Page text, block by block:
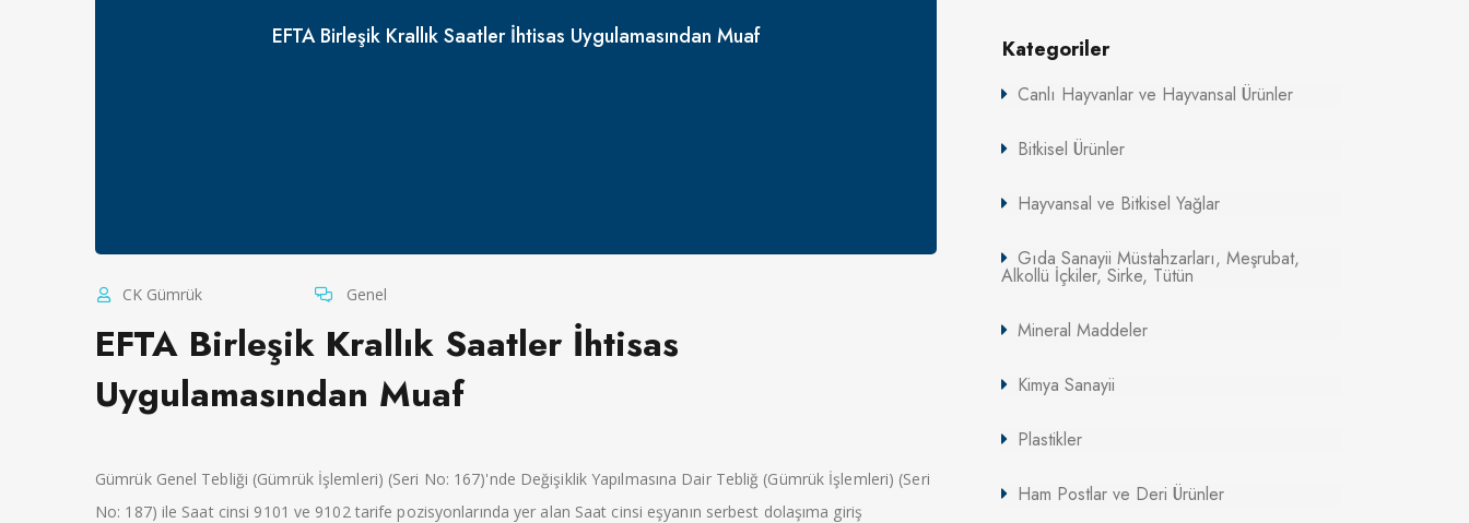
EFTA Birleşik Krallık Saatler İhtisas Uygulamasından Muaf
CK Gümrük Genel
EFTA Birleşik Krallık Saatler İhtisas
Uygulamasından Muaf
Gümrük Genel Tebliği (Gümrük İşlemleri) (Seri No: 167)'nde Değişiklik Yapılmasına Dair Tebliğ (Gümrük İşlemleri) (Seri
No: 187) ile Saat cinsi 9101 ve 9102 tarife pozisyonlarında yer alan Saat cinsi eşyanın serbest dolaşıma giriş
Kategoriler
Canlı Hayvanlar ve Hayvansal Ürünler
Bitkisel Ürünler
Hayvansal ve Bitkisel Yağlar
Gıda Sanayii Müstahzarları, Meşrubat,
Alkollü İçkiler, Sirke, Tütün
Mineral Maddeler
Kimya Sanayii
Plastikler
Ham Postlar ve Deri Ürünler